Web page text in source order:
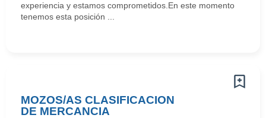
experiencia y estamos comprometidos.En este momento
tenemos esta posición ...
MOZOS/AS CLASIFICACION
DE MERCANCIA